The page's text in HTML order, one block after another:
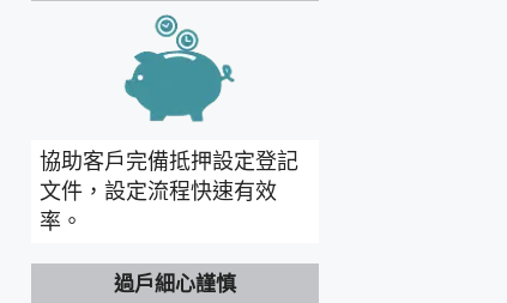
協助客戶完備抵押設定登記
文件，設定流程快速有效
率。
過戶細心謹慎